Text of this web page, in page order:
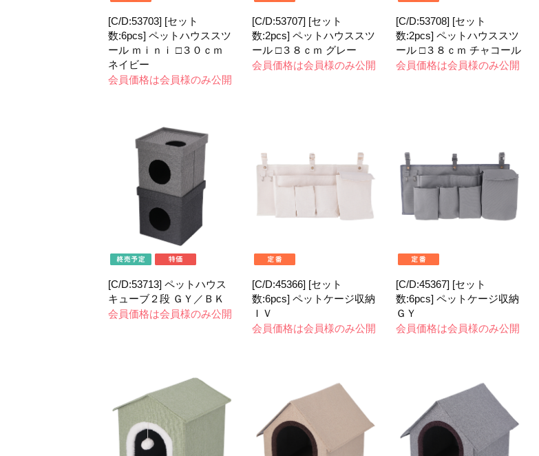
[C/D:53703] [セット
数:6pcs] ペットハウススツ
ール ｍｉｎｉ □３０ｃｍ
ネイビー
会員価格は会員様のみ公開
[C/D:53707] [セット
数:2pcs] ペットハウススツ
ール □３８ｃｍ グレー
会員価格は会員様のみ公開
[C/D:53708] [セット
数:2pcs] ペットハウススツ
ール □３８ｃｍ チャコール
会員価格は会員様のみ公開
[C/D:53713] ペットハウス
キューブ２段 ＧＹ／ＢＫ
会員価格は会員様のみ公開
[C/D:45366] [セット
数:6pcs] ペットケージ収納
ＩＶ
会員価格は会員様のみ公開
[C/D:45367] [セット
数:6pcs] ペットケージ収納
ＧＹ
会員価格は会員様のみ公開